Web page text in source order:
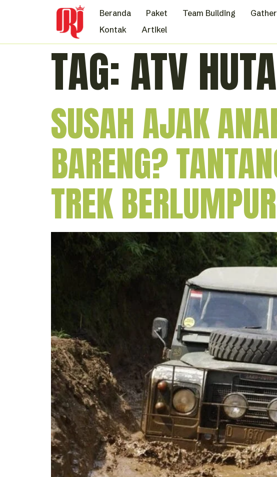
Beranda Paket Team Building
Kontak
Artikel
TAG:ATV
SUSAH AJAK
BARENG?
TREK